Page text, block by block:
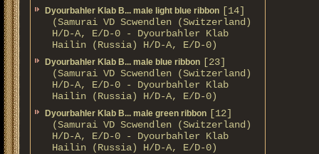
Dyourbahler Klab B... male light blue ribbon [14]
(Samurai VD Scwendlen (Switzerland)
H/D-A, E/D-0 - Dyourbahler Klab
Hailin (Russia) H/D-A, E/D-0)
Dyourbahler Klab B... male blue ribbon [23]
(Samurai VD Scwendlen (Switzerland)
H/D-A, E/D-0 - Dyourbahler Klab
Hailin (Russia) H/D-A, E/D-0)
Dyourbahler Klab B... male green ribbon [12]
(Samurai VD Scwendlen (Switzerland)
H/D-A, E/D-0 - Dyourbahler Klab
Hailin (Russia) H/D-A, E/D-0)